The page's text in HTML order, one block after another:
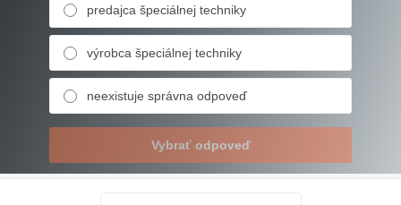
predajca špeciálnej techniky
výrobca špeciálnej techniky
neexistuje správna odpoveď
Vybrať odpoveď